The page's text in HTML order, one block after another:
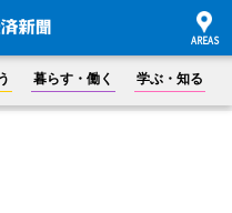
暮らす・働く 学ぶ・知る